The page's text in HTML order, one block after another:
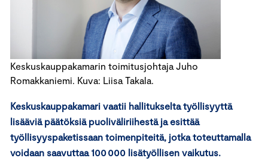
Keskuskauppakamarin toimitusjohtaja Juho
Romakkaniemi. Kuva: Liisa Takala.
Keskuskauppakamari vaatii hallitukselta työllisyyttä
lisääviä päätöksiä puoliväliriihestä ja esittää
työllisyyspaketissaan toimenpiteitä, jotka toteuttamalla
voidaan saavuttaa 100 000 lisätyöllisen vaikutus.